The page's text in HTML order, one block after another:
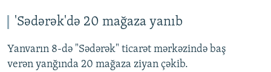
720p 1080p
'Sədərək'də 20 mağaza yanıb
Yanvarın 8-də "Sədərək" ticarət mərkəzində baş
verən yanğında 20 mağaza ziyan çəkib.